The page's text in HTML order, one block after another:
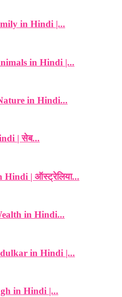
in Hindi |...
in Hindi |...
in Hindi...
| सेब...
| ऑस्ट्रेलिया...
in Hindi...
in Hindi |...
in Hindi |...